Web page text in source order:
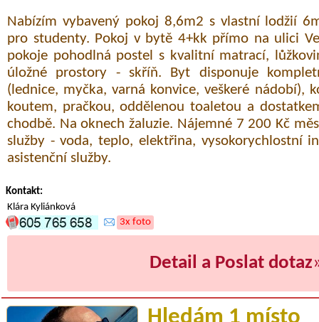
Nabízím vybavený pokoj 8,6m2 s vlastní lodžií
pro studenty. Pokoj v bytě 4+kk přímo na ulici
pokoje pohodlná postel s kvalitní matrací,
úložné prostory - skříň. Byt disponuje
(lednice, myčka, varná konvice, veškeré nádobí),
koutem, pračkou, oddělenou toaletou a
chodbě. Na oknech žaluzie. Nájemné 7 200 Kč
služby - voda, teplo, elektřina, vysokorychlostní
asistenční služby.
Kontakt:
Klára Kyliánková
3x foto
Detail a Poslat dotaz